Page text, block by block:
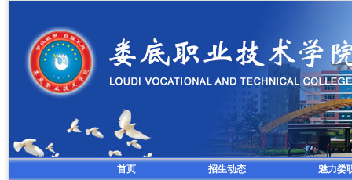
首页 招生动态 魅力娄